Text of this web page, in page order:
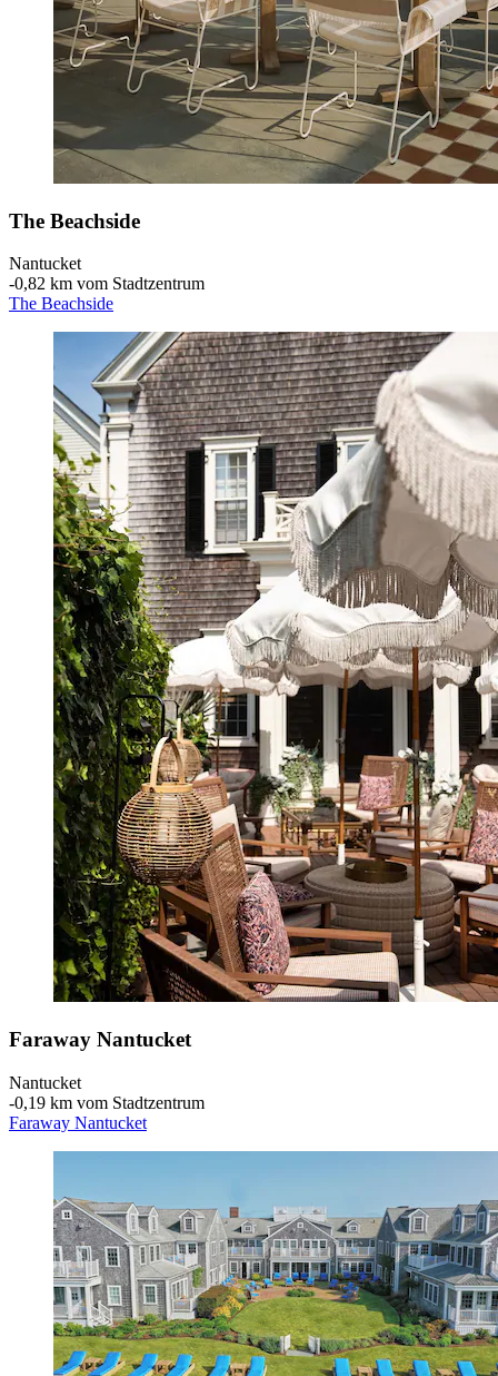
The Beachside
Nantucket
‐0,82 km vom Stadtzentrum
The Beachside
Faraway Nantucket
Nantucket
‐0,19 km vom Stadtzentrum
Faraway Nantucket